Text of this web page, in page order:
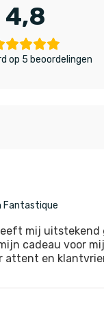
4,8
op 5 beoordelingen
Fantastique
mij uitstekend
cadeau voor
attent en